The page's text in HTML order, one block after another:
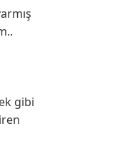
gibi